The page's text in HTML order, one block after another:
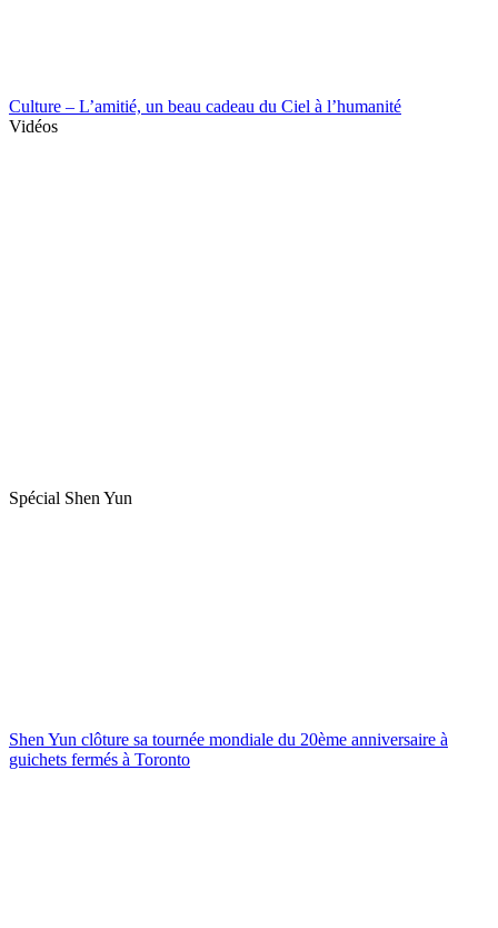
Culture – L’amitié, un beau cadeau du Ciel à l’humanité
Vidéos
Spécial Shen Yun
Shen Yun clôture sa tournée mondiale du 20ème anniversaire à
guichets fermés à Toronto